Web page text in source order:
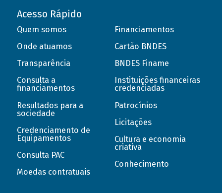
Acesso Rápido
Quem somos
Onde atuamos
Transparência
Consulta a
financiamentos
Resultados para a
sociedade
Credenciamento de
Equipamentos
Consulta PAC
Moedas contratuais
Financiamentos
Cartão BNDES
BNDES Finame
Instituições financeiras
credenciadas
Patrocínios
Licitações
Cultura e economia
criativa
Conhecimento